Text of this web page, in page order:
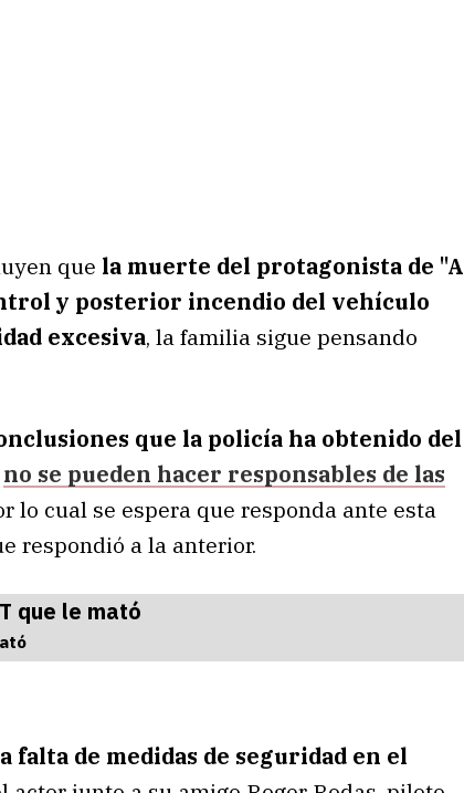
que la muerte del protagonista de "A
y posterior incendio del vehículo
excesiva, la familia sigue pensando
que la policía ha obtenido del
no se pueden hacer responsables de las
lo cual se espera que responda ante esta
respondió a la anterior.
falta de medidas de seguridad en el